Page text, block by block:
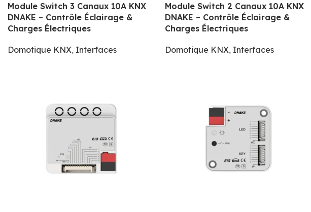
Module Switch 3 Canaux 10A KNX
DNAKE – Contrôle Éclairage &
Charges Électriques
Domotique KNX, Interfaces
Module Switch 2 Canaux 10A KNX
DNAKE – Contrôle Éclairage &
Charges Électriques
Domotique KNX, Interfaces